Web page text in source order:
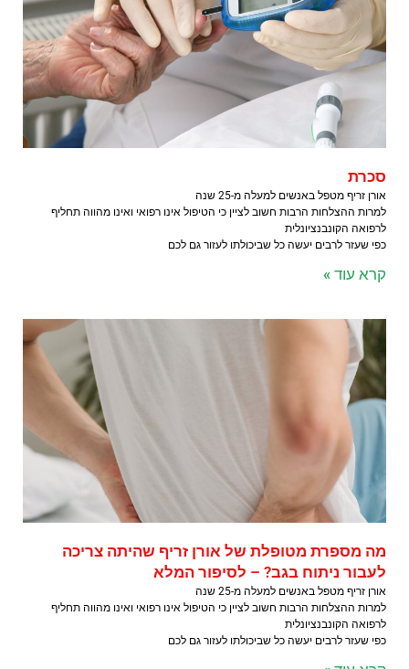
סכרת
אורן זריף מטפל באנשים למעלה מ-25 שנה
למרות ההצלחות הרבות חשוב לציין כי הטיפול אינו רפואי ואינו מהווה תחליף
לרפואה הקונבנציונלית
כפי שעזר לרבים יעשה כל שביכולתו לעזור גם לכם
קרא עוד »
מה מספרת מטופלת של אורן זריף שהיתה צריכה
לעבור ניתוח בגב? – לסיפור המלא
אורן זריף מטפל באנשים למעלה מ-25 שנה
למרות ההצלחות הרבות חשוב לציין כי הטיפול אינו רפואי ואינו מהווה תחליף
לרפואה הקונבנציונלית
כפי שעזר לרבים יעשה כל שביכולתו לעזור גם לכם